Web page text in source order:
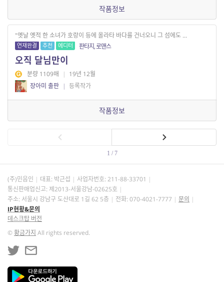
작품정보
"옛날 옛적 한 소녀가 호랑이 등에 올라타 바다를 건너오니 그 섬에도 ...
연재완결 추천 에디터 판타지, 로맨스
오직 달님만이
분량 1109매 | 19년 12월
장아미 출판 | 등록작가
작품정보
1 / 7
(주)민음인 대표: 박근섭 사업자번호: 211-88-33701
통신판매업신고: 제2013-서울강남-02625호
주소: 서울시 강남구 도산대로 1길 62 5층
전화: 070-4021-7777
문의
IP현황&문의
데스크탑 버전
©황금가지 All rights reserved.